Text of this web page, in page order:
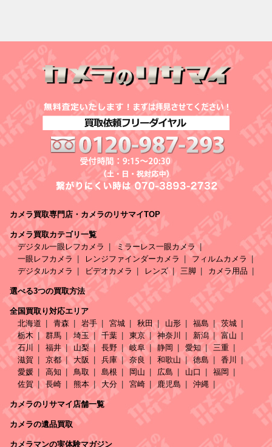
カメラ買取専門店・カメラのリサマイTOP
カメラ買取カテゴリ一覧
デジタル一眼レフカメラ
ミラーレス一眼カメラ
一眼レフカメラ
レンジファインダーカメラ
フィルムカメラ
デジタルカメラ
ビデオカメラ レンズ 三脚 カメラ用品
選べる3つの買取方法
全国買取り対応エリア
北海道
青森 岩手 宮城 秋田 山形 福島
茨城
栃木
群馬 埼玉 千葉 東京 神奈川 新潟
富山
石川
福井 山梨 長野 岐阜 静岡 愛知
三重
滋賀
京都 大阪 兵庫 奈良 和歌山 徳島
香川
愛媛
高知 鳥取 島根 岡山 広島 山口
福岡
佐賀
長崎 熊本 大分 宮崎 鹿児島 沖縄
カメラのリサマイ店舗一覧
カメラの遺品買取
カメラマンの実体験マガジン